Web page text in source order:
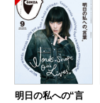
明日の私への“言